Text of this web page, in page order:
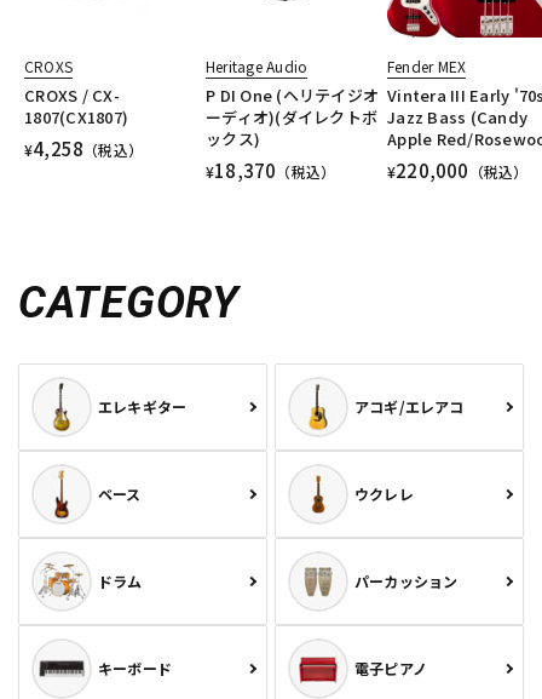
CROXS
CROXS / CX-
1807(CX1807)
¥4,258 （税込）
Heritage Audio
P DI One (ヘリテイジオ
ーディオ)(ダイレクトボ
ックス)
¥18,370 （税込）
Fender MEX
Vintera III Early
Jazz Bass (Candy
Apple Red/
¥220,000 （税込）
CATEGORY
エレキギター アコギ/エレアコ
ベース ウクレレ
ドラム パーカッション
キーボード 電子ピアノ